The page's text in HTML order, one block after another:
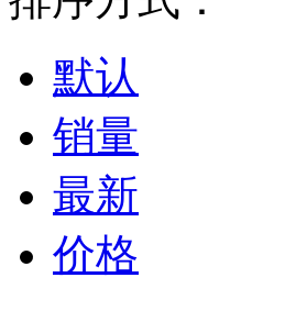
默认
销量
最新
价格